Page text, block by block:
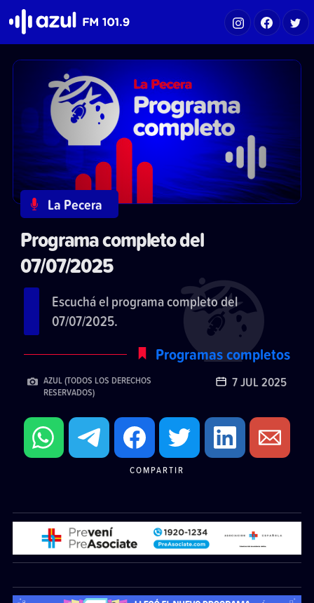
La Pecera
Programa completo del
07/07/2025
Escuchá el programa completo del
07/07/2025.
Programas completos
AZUL (TODOS LOS DERECHOS
RESERVADOS)
7 JUL 2025
COMPARTIR